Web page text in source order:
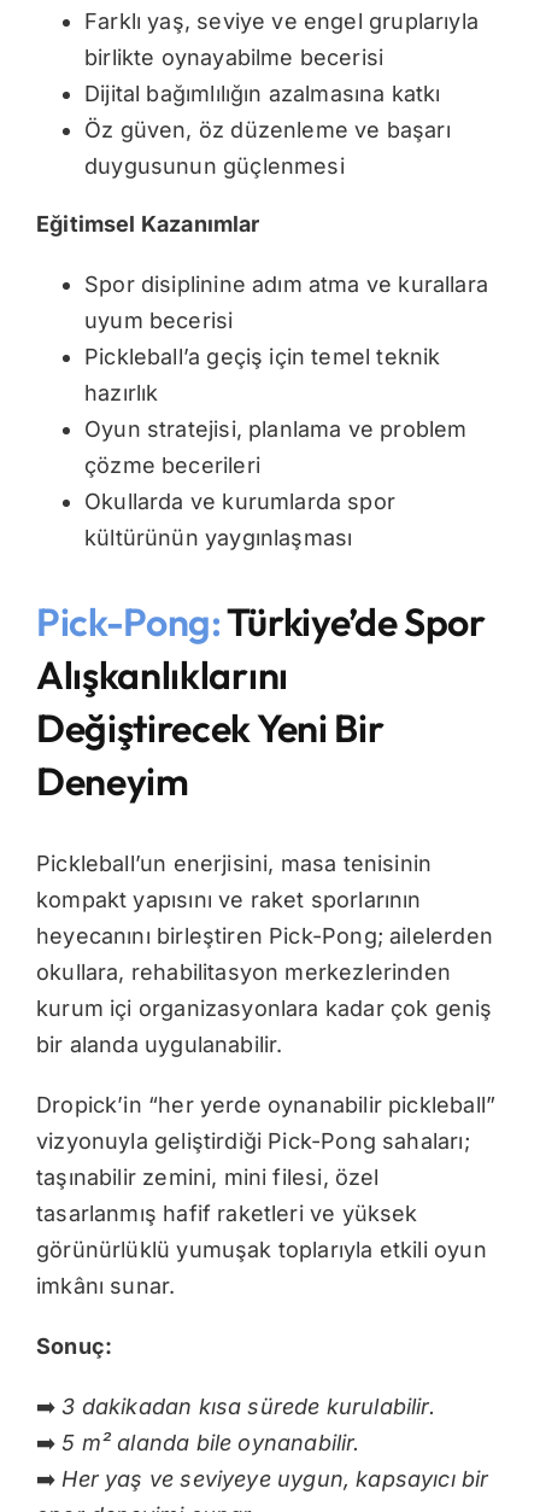
Farklı yaş, seviye ve engel gruplarıyla
birlikte oynayabilme becerisi
Dijital bağımlılığın azalmasına katkı
Öz güven, öz düzenleme ve başarı
duygusunun güçlenmesi
Eğitimsel Kazanımlar
Spor disiplinine adım atma ve kurallara
uyum becerisi
Pickleball’a geçiş için temel teknik
hazırlık
Oyun stratejisi, planlama ve problem
çözme becerileri
Okullarda ve kurumlarda spor
kültürünün yaygınlaşması
Pick-Pong:Türkiye’de Spor
Alışkanlıklarını
Değiştirecek Yeni Bir
Deneyim
Pickleball’un enerjisini, masa tenisinin
kompakt yapısını ve raket sporlarının
heyecanını birleştiren Pick-Pong; ailelerden
okullara, rehabilitasyon merkezlerinden
kurum içi organizasyonlara kadar çok geniş
bir alanda uygulanabilir.
Dropick’in “her yerde oynanabilir pickleball”
vizyonuyla geliştirdiği Pick-Pong sahaları;
taşınabilir zemini, mini filesi, özel
tasarlanmış hafif raketleri ve yüksek
görünürlüklü yumuşak toplarıyla etkili oyun
imkânı sunar.
Sonuç:
➡️3 dakikadan kısa sürede kurulabilir.
➡️ 5 m² alanda bile oynanabilir.
➡️ Her yaş ve seviyeye uygun, kapsayıcı bir